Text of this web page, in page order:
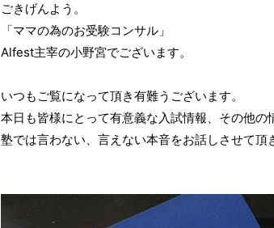
ごきげんよう。
「ママの為のお受験コンサル」
Alfest主宰の小野宮でございます。
いつもご覧になって頂き有難うございます。
本日も皆様にとって有意義な入試情報、その他の
塾では言わない、言えない本音をお話しさせて頂